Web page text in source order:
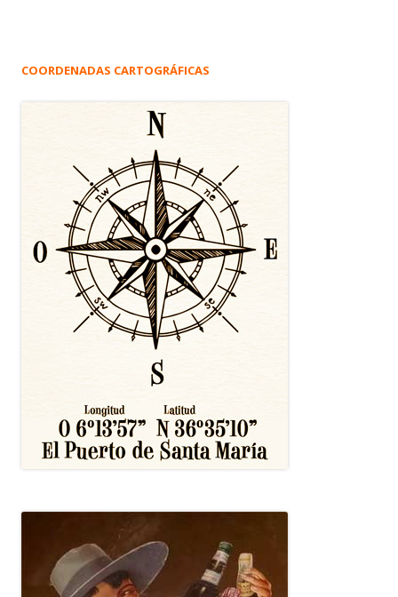
COORDENADAS CARTOGRÁFICAS